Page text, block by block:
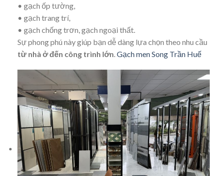
• gạch ốp tường,
• gạch trang trí,
• gạch chống trơn, gạch ngoại thất.
Sự phong phú này giúp bạn dễ dàng lựa chọn theo nhu cầu
từ nhà ở đến công trình lớn Gạch men Song Trần Huế